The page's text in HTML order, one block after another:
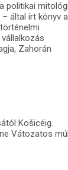
politikai
által írt könyv a
Zahorán
Košicéig.
Vátozatos